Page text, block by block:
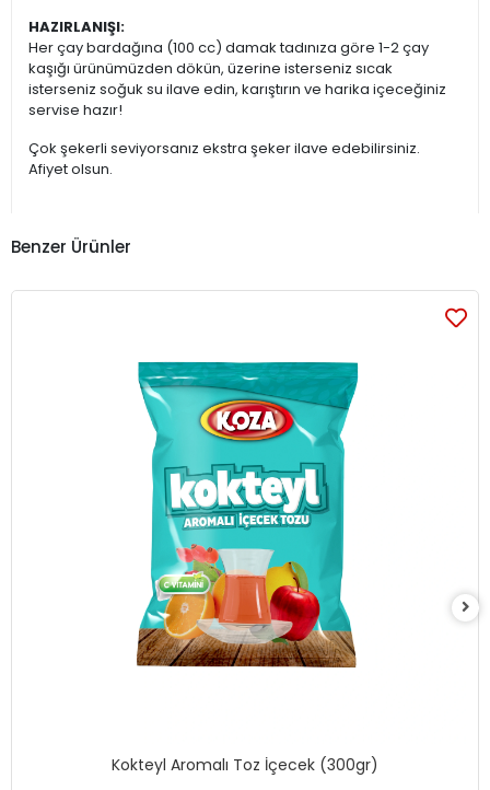
HAZIRLANIŞI:
Her çay bardağına (100 cc) damak tadınıza göre 1-2 çay
kaşığı ürünümüzden dökün, üzerine isterseniz sıcak
isterseniz soğuk su ilave edin, karıştırın ve harika içeceğiniz
servise hazır!
Çok şekerli seviyorsanız ekstra şeker ilave edebilirsiniz.
Afiyet olsun.
Benzer Ürünler
Kokteyl Aromalı Toz İçecek (300gr)